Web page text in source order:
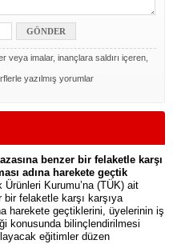
veya imalar, inançlara saldırı içeren,
yazılmış yorumlar
benzer bir felaketle karşı
adına harekete geçtik
Ürünleri Kurumu’na (TÜK) ait
felaketle karşı karşıya
harekete geçtiklerini, üyelerinin iş
konusunda bilinçlendirilmesi
eğitimler düzen